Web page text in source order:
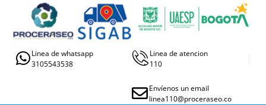
Linea de whatsapp
3105543538
Linea de atencion
110
Envíenos un email
linea110@proceraseo.co